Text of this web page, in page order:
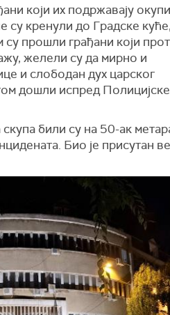
који их подржавају
су кренули до Градске
прошли грађани који
желели су да мирно и
и слободан дух царског
дошли испред
били су на 50-ак мет
Био је присутан